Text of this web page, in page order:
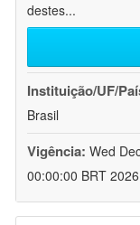
destes...
Instituição/UF/
Brasil
Vigência: Wed
00:00:00 BRT 2026